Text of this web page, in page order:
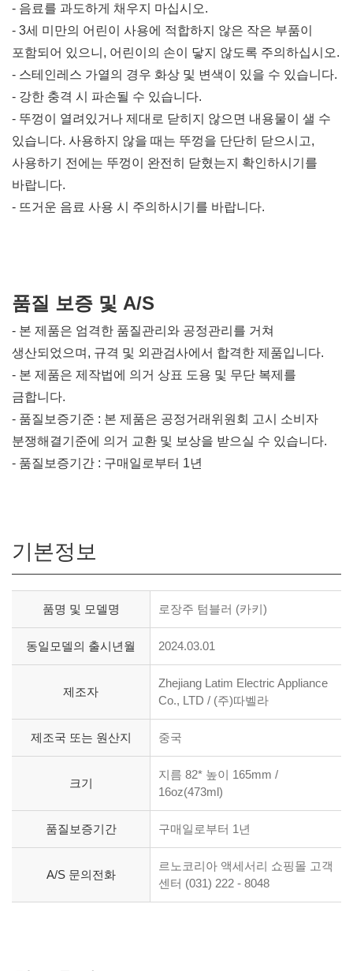
- 음료를 과도하게 채우지 마십시오.
- 3세 미만의 어린이 사용에 적합하지 않은 작은 부품이
포함되어 있으니, 어린이의 손이 닿지 않도록 주의하십시오.
- 스테인레스 가열의 경우 화상 및 변색이 있을 수 있습니다.
- 강한 충격 시 파손될 수 있습니다.
- 뚜껑이 열려있거나 제대로 닫히지 않으면 내용물이 샐 수
있습니다. 사용하지 않을 때는 뚜껑을 단단히 닫으시고,
사용하기 전에는 뚜껑이 완전히 닫혔는지 확인하시기를
바랍니다.
- 뜨거운 음료 사용 시 주의하시기를 바랍니다.
품질 보증 및 A/S
- 본 제품은 엄격한 품질관리와 공정관리를 거쳐
생산되었으며, 규격 및 외관검사에서 합격한 제품입니다.
- 본 제품은 제작법에 의거 상표 도용 및 무단 복제를
금합니다.
- 품질보증기준 : 본 제품은 공정거래위원회 고시 소비자
분쟁해결기준에 의거 교환 및 보상을 받으실 수 있습니다.
- 품질보증기간 : 구매일로부터 1년
기본정보
품명 및 모델명 로장주 텀블러 (카키)
동일모델의 출시년월 2024.03.01
제조자
Zhejiang Latim Electric Appliance
Co., LTD / (주)따벨라
제조국 또는 원산지 중국
크기
지름 82* 높이 165mm /
16oz(473ml)
품질보증기간 구매일로부터 1년
A/S 문의전화
르노코리아 액세서리 쇼핑몰 고객
센터 (031) 222 - 8048